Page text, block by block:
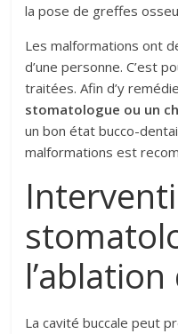
la pose de greffes
Les malformations ont
d’une personne. C’est
traitées. Afin d’y
stomatologue ou un
un bon état bucco-
malformations est
La cavité buccale peut